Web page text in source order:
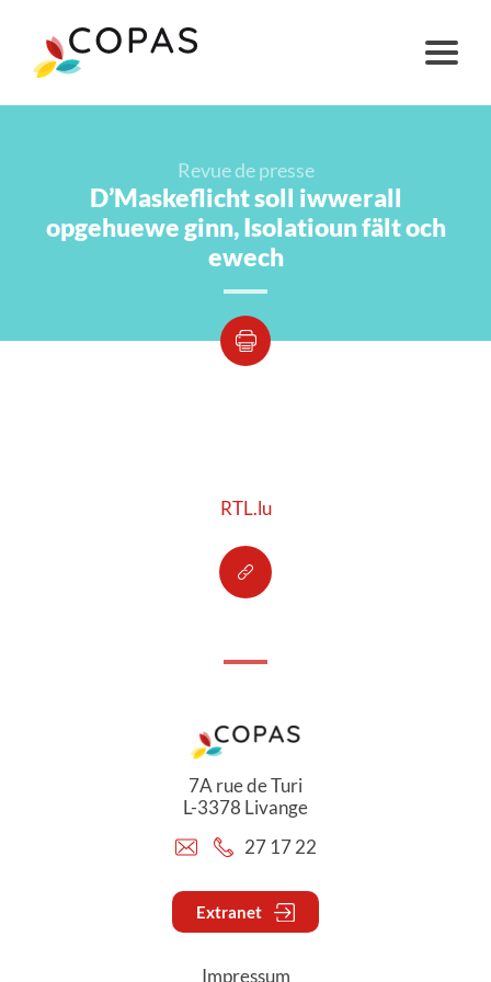
Revue de presse
D’Maskeflicht soll iwwerall
opgehuewe ginn, Isolatioun fält och
ewech
RTL.lu
7A rue de Turi
L-3378 Livange
27 17 22
Extranet
Impressum